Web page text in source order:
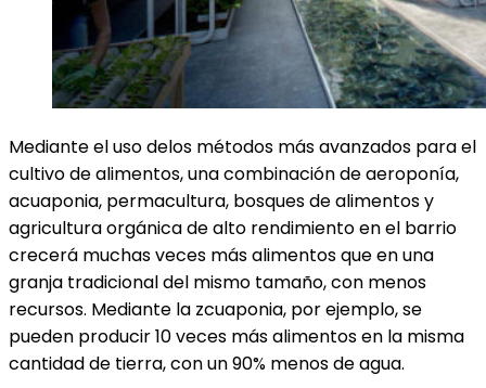
Mediante el uso delos métodos más avanzados para el
cultivo de alimentos, una combinación de aeroponía,
acuaponia, permacultura, bosques de alimentos y
agricultura orgánica de alto rendimiento en el barrio
crecerá muchas veces más alimentos que en una
granja tradicional del mismo tamaño, con menos
recursos. Mediante la zcuaponia, por ejemplo, se
pueden producir 10 veces más alimentos en la misma
cantidad de tierra, con un 90% menos de agua.